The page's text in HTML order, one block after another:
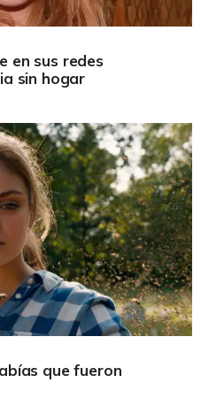
en sus redes
sin hogar
que fueron